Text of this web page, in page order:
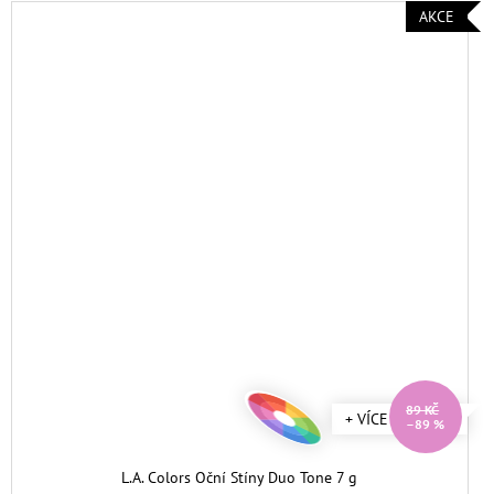
AKCE
+ VÍCE ODSTÍNŮ
89 KČ
–89 %
L.A. Colors Oční Stíny Duo Tone 7 g